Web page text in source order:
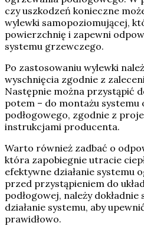
czy uszkodzeń konieczne
wylewki samopoziomującej,
powierzchnię i zapewni
systemu grzewczego.
Po zastosowaniu wylewki
wyschnięcia zgodnie z
Następnie można przystąpić
potem – do montażu systemu
podłogowego, zgodnie z
instrukcjami producenta.
Warto również zadbać o
która zapobiegnie utracie
efektywne działanie systemu
przed przystąpieniem do
podłogowej, należy
działanie systemu, aby
prawidłowo.